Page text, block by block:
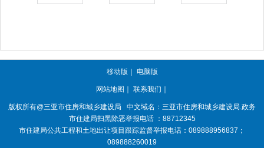
移动版 ｜ 电脑版
网站地图 ｜ 联系我们 ｜
版权所有@三亚市住房和城乡建设局
中文域名：三亚市住房和城乡建设局.政务
市住建局扫黑除恶举报电话 ：88712345
市住建局公共工程和土地出让项目跟踪监督举报电话：089888956837；
089888260019